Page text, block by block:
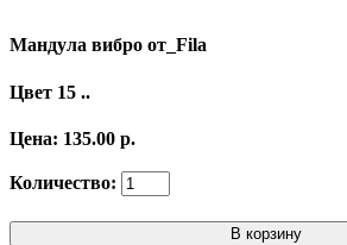
Мандула вибро от_Fila
Цвет 15 ..
Цена: 135.00 р.
Количество:
В корзину